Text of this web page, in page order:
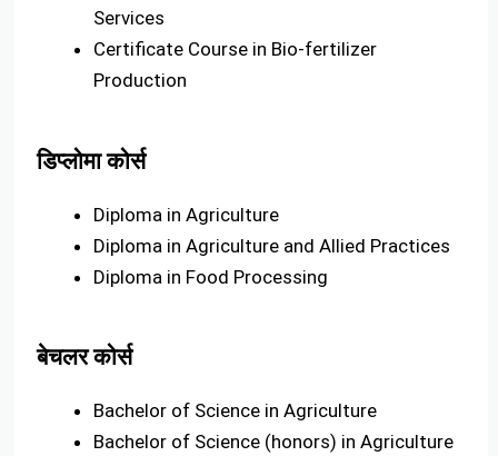
Services
Certificate Course in Bio-fertilizer
Production
डिप्लोमा कोर्स
Diploma in Agriculture
Diploma in Agriculture and Allied Practices
Diploma in Food Processing
बेचलर कोर्स
Bachelor of Science in Agriculture
Bachelor of Science (honors) in Agriculture